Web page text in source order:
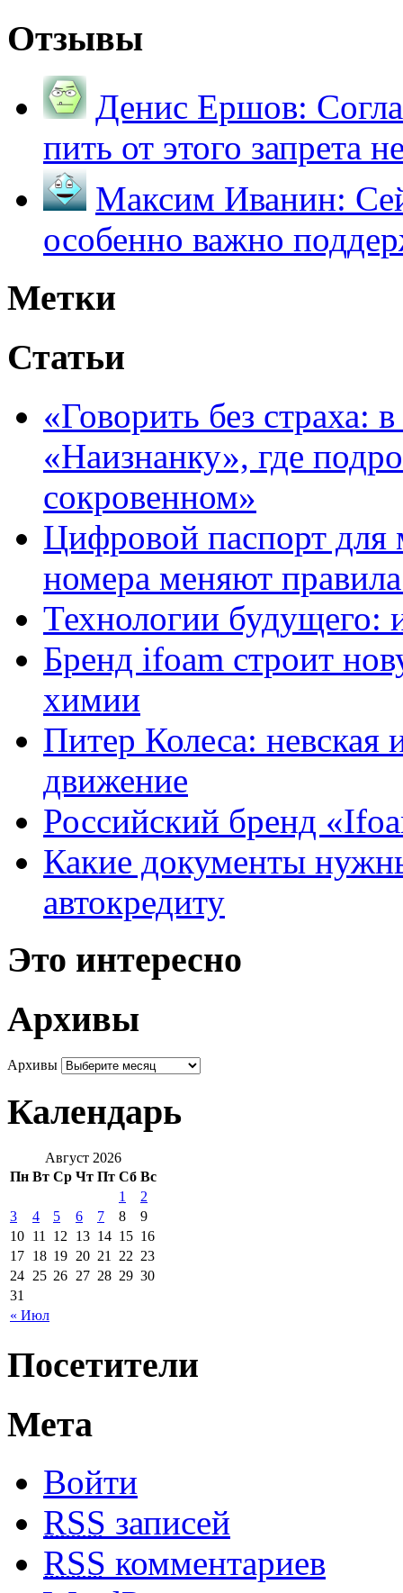
Отзывы
Денис Ершов:
пить от этого запрета
Максим Иванин:
особенно важно
Метки
Статьи
«Говорить без страха:
«Наизнанку», где
сокровенном»
Цифровой паспорт для
номера меняют
Технологии будущего:
Бренд ifoam строит
химии
Питер Колеса: невская
движение
Российский бренд
Какие документы
автокредиту
Это интересно
Архивы
Архивы
Календарь
Август 2026
Пн Вт Ср Чт Пт Сб Вс
« Июл
1
2
3
4 5 6 7 8
9
10 11 12 13 14 15 16
17 18 19 20 21 22 23
24 25 26 27 28 29 30
31
Посетители
Мета
Войти
RSS записей
RSS комментариев